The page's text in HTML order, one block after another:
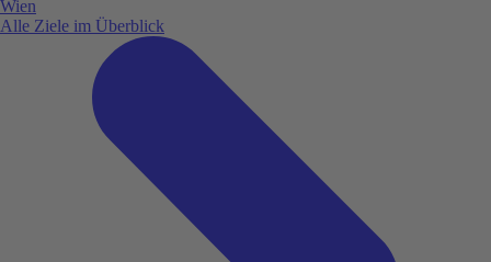
Wien
Alle Ziele im Überblick